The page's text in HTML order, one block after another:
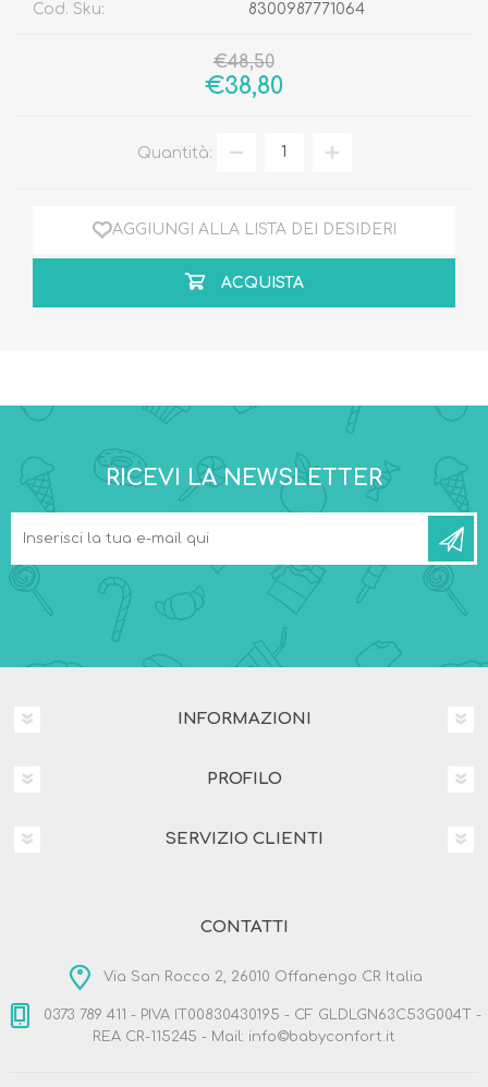
Cod. Sku: 8300987771064
€48,50
€38,80
Quantità:
AGGIUNGI ALLA LISTA DEI DESIDERI
ACQUISTA
RICEVI LA NEWSLETTER
INFORMAZIONI
PROFILO
SERVIZIO CLIENTI
CONTATTI
Via San Rocco 2, 26010 Offanengo CR Italia
0373 789 411 - PIVA IT00830430195 - CF GLDLGN63C53G004T -
REA CR-115245 - Mail: info©babyconfort.it